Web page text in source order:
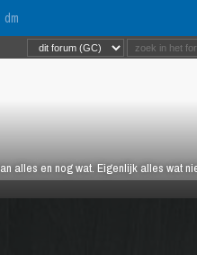
dm
alles en nog wat. Eigenlijk alles wat